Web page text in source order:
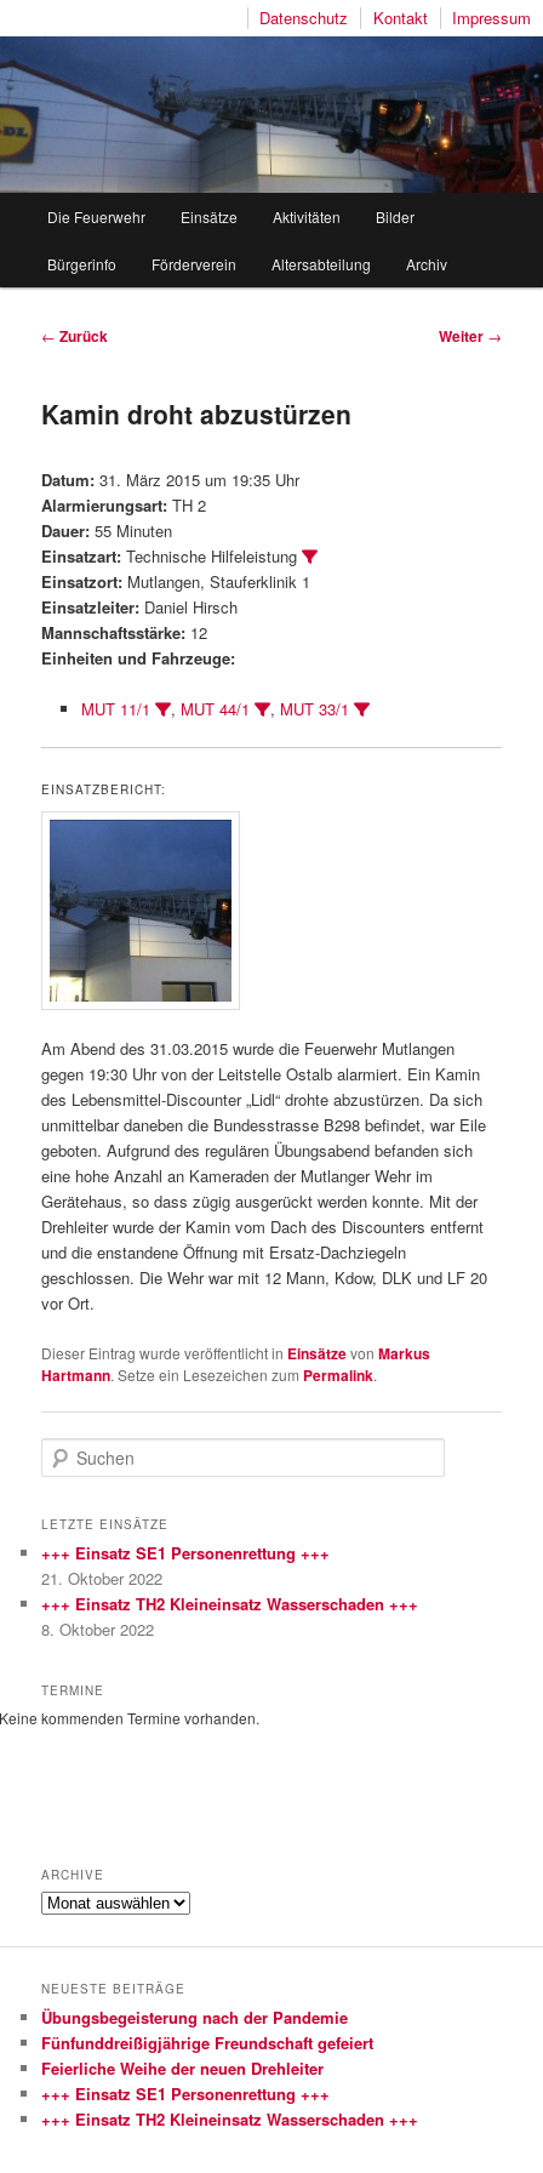
Impressum
Kontakt
Datenschutz
Freiwillige Feuerwehr Mutlangen
Zum
Inhalt
Zum
sekundären
Die Feuerwehr Einsätze Aktivitäten Bilder
Bürgerinfo Förderverein Altersabteilung Archiv
Beitragsnavigation
← Zurück Weiter →
Kamin droht abzustürzen
Datum: 31. März 2015 um 19:35 Uhr
Alarmierungsart: TH 2
Dauer: 55 Minuten
Einsatzart: Technische Hilfeleistung
Einsatzort: Mutlangen, Stauferklinik 1
Einsatzleiter: Daniel Hirsch
Mannschaftsstärke: 12
Einheiten und Fahrzeuge:
MUT 11/1 , MUT 44/1 , MUT 33/1
EINSATZBERICHT:
Am Abend des 31.03.2015 wurde die Feuerwehr Mutlangen
gegen 19:30 Uhr von der Leitstelle Ostalb alarmiert. Ein Kamin
des Lebensmittel-Discounter „Lidl“ drohte abzustürzen. Da sich
unmittelbar daneben die Bundesstrasse B298 befindet, war Eile
geboten. Aufgrund des regulären Übungsabend befanden sich
eine hohe Anzahl an Kameraden der Mutlanger Wehr im
Gerätehaus, so dass zügig ausgerückt werden konnte. Mit der
Drehleiter wurde der Kamin vom Dach des Discounters entfernt
und die enstandene Öffnung mit Ersatz-Dachziegeln
geschlossen. Die Wehr war mit 12 Mann, Kdow, DLK und LF 20
vor Ort.
Dieser Eintrag wurde veröffentlicht in EinsätzevonMarkus
Hartmann. Setze ein Lesezeichen zum Permalink.
u
h
n
LETZTE EINSÄTZE
+++ Einsatz SE1 Personenrettung +++
21. Oktober 2022
+++ Einsatz TH2 Kleineinsatz Wasserschaden +++
8. Oktober 2022
TERMINE
Keine kommenden Termine vorhanden.
ARCHIVE
Archive
NEUESTE BEITRÄGE
Übungsbegeisterung nach der Pandemie
Fünfunddreißigjährige Freundschaft gefeiert
Feierliche Weihe der neuen Drehleiter
+++ Einsatz SE1 Personenrettung +++
+++ Einsatz TH2 Kleineinsatz Wasserschaden +++